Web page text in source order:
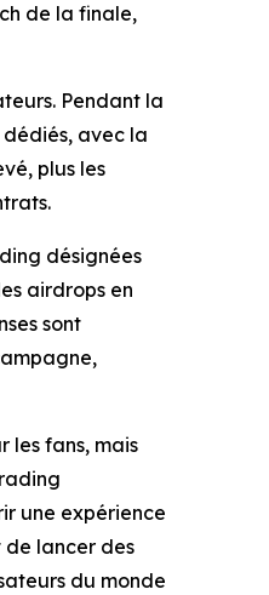
de la finale,
Pendant la
avec la
plus les
désignées
airdrops en
sont
les fans, mais
une expérience
de lancer des
du monde